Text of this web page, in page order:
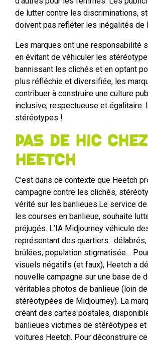
de lutter contre les discriminations,
doivent pas refléter les inégalités de
Les marques ont une responsabilité
en évitant de véhiculer les
bannissant les clichés et en optant
plus réfléchie et diversifiée, les
contribuer à construire une culture
inclusive, respectueuse et égalitaire.
stéréotypes !
Pas de hic chez
Heetch
C’est dans ce contexte que Heetch
campagne contre les clichés,
vérité sur les banlieues.Le service de
les courses en banlieue, souhaite
préjugés. L’IA Midjourney véhicule
représentant des quartiers :
brûlées, population stigmatisée…
visuels négatifs (et faux), Heetch a
nouvelle campagne sur une base de
véritables photos de banlieue (loin
stéréotypées de Midjourney). La
créant des cartes postales,
banlieues victimes de stéréotypes
voitures Heetch. Pour déconstruire